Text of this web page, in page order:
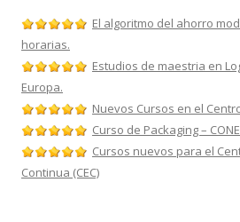
El algoritmo del ahorro
horarias.
Estudios de maestria en
Europa.
Nuevos Cursos en el
Curso de Packaging –
Cursos nuevos para el
Continua (CEC)